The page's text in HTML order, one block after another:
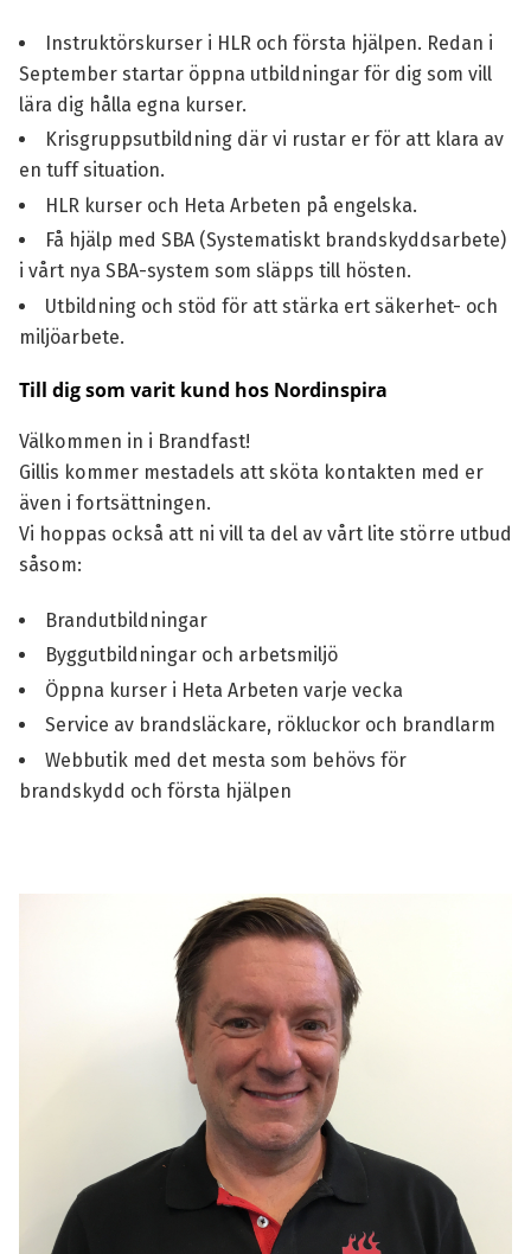
Instruktörskurser i HLR och första hjälpen. Redan i
September startar öppna utbildningar för dig som vill
lära dig hålla egna kurser.
Krisgruppsutbildning där vi rustar er för att klara av
en tuff situation.
HLR kurser och Heta Arbeten på engelska.
Få hjälp med SBA (Systematiskt brandskyddsarbete)
i vårt nya SBA-system som släpps till hösten.
Utbildning och stöd för att stärka ert säkerhet- och
miljöarbete.
Till dig som varit kund hos Nordinspira
Välkommen in i Brandfast!
Gillis kommer mestadels att sköta kontakten med er
även i fortsättningen.
Vi hoppas också att ni vill ta del av vårt lite större utbud
såsom:
Brandutbildningar
Byggutbildningar och arbetsmiljö
Öppna kurser i Heta Arbeten varje vecka
Service av brandsläckare, rökluckor och brandlarm
Webbutik med det mesta som behövs för
brandskydd och första hjälpen